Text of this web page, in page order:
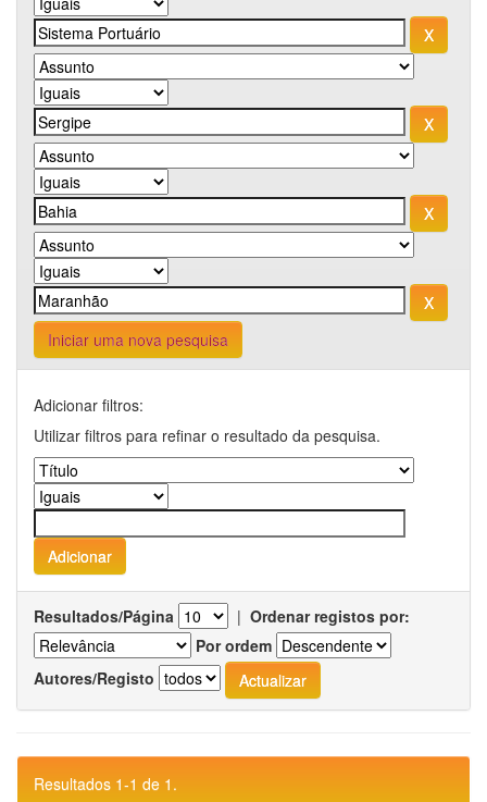
Iniciar uma nova pesquisa
Adicionar filtros:
Utilizar filtros para refinar o resultado da pesquisa.
Resultados/Página | Ordenar registos por:
Por ordem
Autores/Registo
Resultados 1-1 de 1.